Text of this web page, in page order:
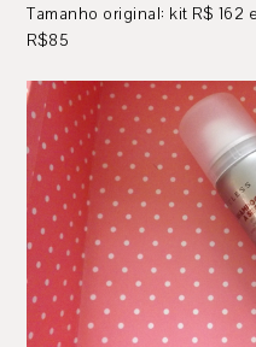
Tamanho original: kit R$
R$85